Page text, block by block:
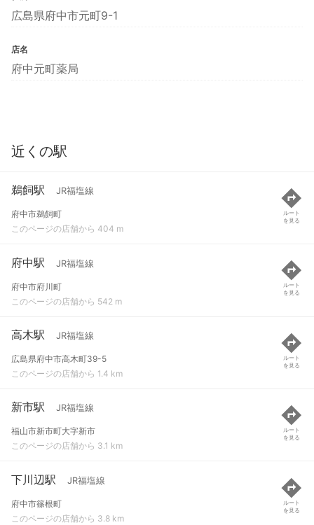
広島県府中市元町9-1
店名
府中元町薬局
近くの駅
鵜飼駅 JR福塩線
府中市鵜飼町
このページの店舗から 404 m
ルート
を見る
府中駅 JR福塩線
府中市府川町
このページの店舗から 542 m
ルート
を見る
高木駅 JR福塩線
広島県府中市高木町39-5
このページの店舗から 1.4 km
ルート
を見る
新市駅 JR福塩線
福山市新市町大字新市
このページの店舗から 3.1 km
ルート
を見る
下川辺駅 JR福塩線
府中市篠根町
このページの店舗から 3.8 km
ルート
を見る